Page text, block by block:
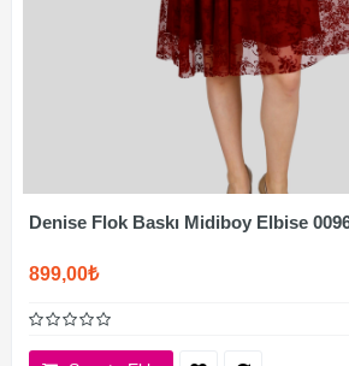
Denise Flok Baskı Midiboy Elbise
899,00₺